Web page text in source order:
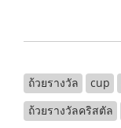
ถ้วยรางวัล cup
ถ้วยรางวัลคริสตัล